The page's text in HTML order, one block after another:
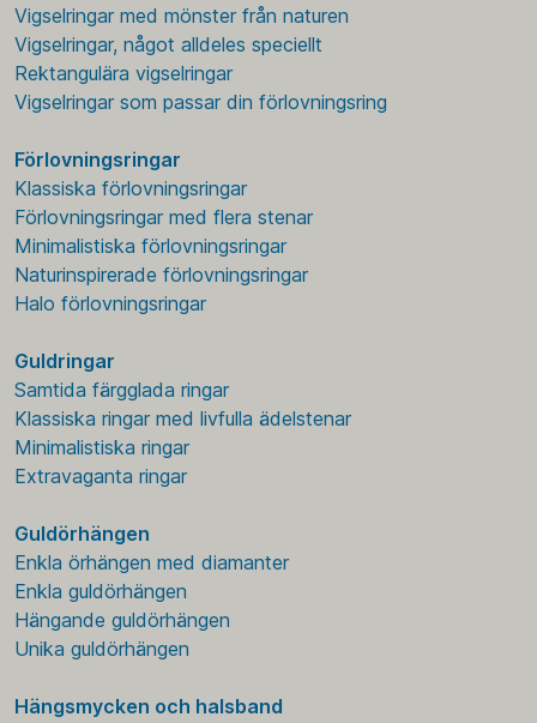
Vigselringar med mönster från naturen
Vigselringar, något alldeles speciellt
Rektangulära vigselringar
Vigselringar som passar din förlovningsring
Förlovningsringar
Klassiska förlovningsringar
Förlovningsringar med flera stenar
Minimalistiska förlovningsringar
Naturinspirerade förlovningsringar
Halo förlovningsringar
Guldringar
Samtida färgglada ringar
Klassiska ringar med livfulla ädelstenar
Minimalistiska ringar
Extravaganta ringar
Guldörhängen
Enkla örhängen med diamanter
Enkla guldörhängen
Hängande guldörhängen
Unika guldörhängen
Hängsmycken och halsband